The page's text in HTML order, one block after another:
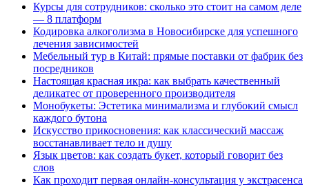
Курсы для сотрудников: сколько это стоит на самом деле
— 8 платформ
Кодировка алкоголизма в Новосибирске для успешного
лечения зависимостей
Мебельный тур в Китай: прямые поставки от фабрик без
посредников
Настоящая красная икра: как выбрать качественный
деликатес от проверенного производителя
Монобукеты: Эстетика минимализма и глубокий смысл
каждого бутона
Искусство прикосновения: как классический массаж
восстанавливает тело и душу
Язык цветов: как создать букет, который говорит без
слов
Как проходит первая онлайн-консультация у экстрасенса